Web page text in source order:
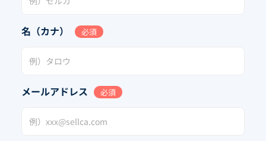
名（カナ） 必須
メールアドレス 必須